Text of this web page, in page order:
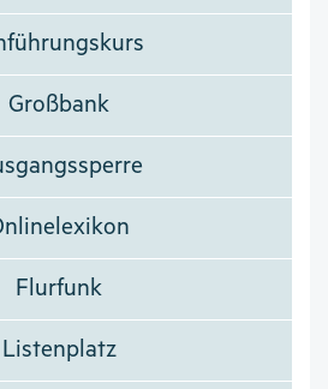
Großbank
Flurfunk
Listenplatz